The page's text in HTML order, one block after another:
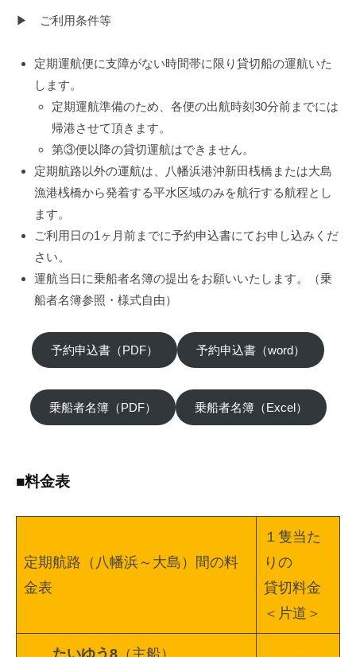
日
中
▶ ご利用条件等
定期運航便に支障がない時間帯に限り貸切船の運航いた
します。
定期運航準備のため、各便の出航時刻30分前までには
帰港させて頂きます。
第③便以降の貸切運航はできません。
定期航路以外の運航は、八幡浜港沖新田桟橋または大島
漁港桟橋から発着する平水区域のみを航行する航程とし
ます。
ご利用日の1ヶ月前までに予約申込書にてお申し込みくだ
さい。
運航当日に乗船者名簿の提出をお願いいたします。（乗
船者名簿参照・様式自由）
予約申込書（PDF） 予約申込書（word）
乗船者名簿（PDF） 乗船者名簿（Excel）
■料金表
定期航路（八幡浜～大島）間の料
金表
１隻当た
りの
貸切料金
＜片道＞